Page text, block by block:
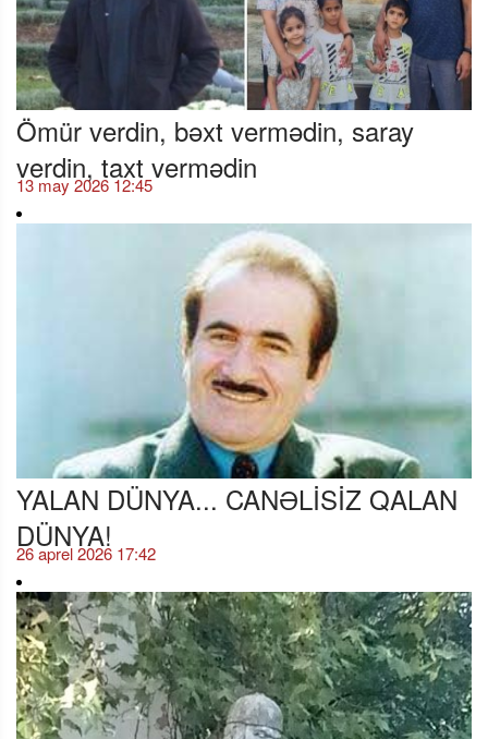
Ömür verdin, bəxt vermədin, saray
verdin, taxt vermədin
13 may 2026 12:45
YALAN DÜNYA... CANƏLİSİZ QALAN
DÜNYA!
26 aprel 2026 17:42